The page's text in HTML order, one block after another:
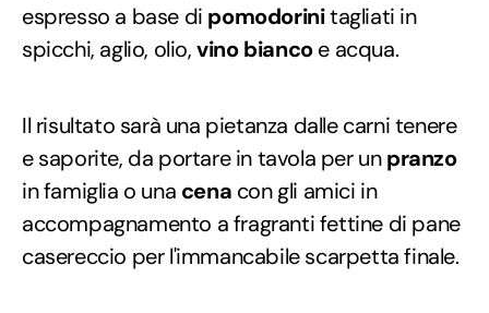
espresso a base di pomodorinitagliati in
spicchi, aglio, olio,vino biancoe acqua.
Il risultato sarà una pietanza dalle carni tenere
e saporite, da portare in tavola per unpranzo
in famiglia o una cena con gli amici in
accompagnamento a fragranti fettine di pane
casereccio per l'immancabile scarpetta finale.